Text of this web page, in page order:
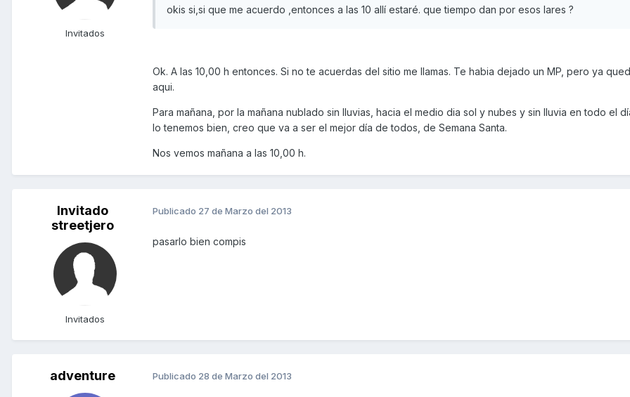
Invitados
okis si,si que me acuerdo ,entonces a las 10 allí estaré. que tiempo dan por esos lares ?
Ok. A las 10,00 h entonces. Si no te acuerdas del sitio me llamas. Te habia dejado un MP, pero ya
aqui.
Para mañana, por la mañana nublado sin lluvias, hacia el medio dia sol y nubes y sin lluvia en todo el
lo tenemos bien, creo que va a ser el mejor día de todos, de Semana Santa.
Nos vemos mañana a las 10,00 h.
Invitado
streetjero
Invitados
Publicado 27 de Marzo del 2013
pasarlo bien compis
adventure Publicado 28 de Marzo del 2013